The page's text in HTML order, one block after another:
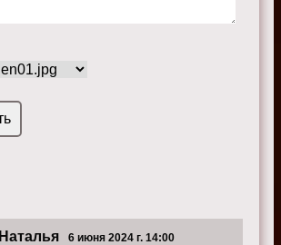
Наталья 6 июня 2024 г. 14:00